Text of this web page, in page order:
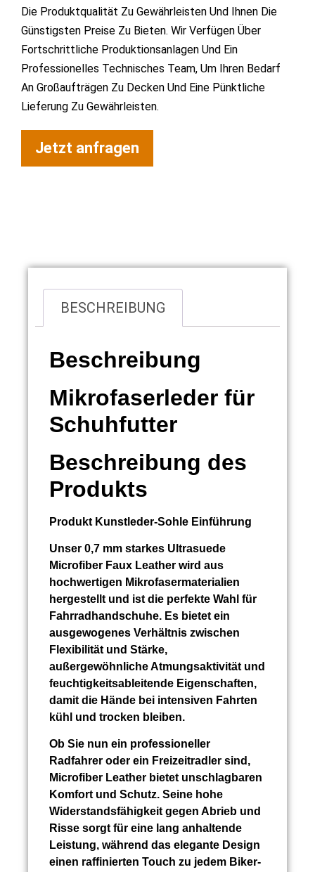
Die Produktqualität Zu Gewährleisten Und Ihnen Die
Günstigsten Preise Zu Bieten. Wir Verfügen Über
Fortschrittliche Produktionsanlagen Und Ein
Professionelles Technisches Team, Um Ihren Bedarf
An Großaufträgen Zu Decken Und Eine Pünktliche
Lieferung Zu Gewährleisten.
Jetzt anfragen
BESCHREIBUNG
Beschreibung
Mikrofaserleder für
Schuhfutter
Beschreibung des
Produkts
Produkt Kunstleder-Sohle Einführung
Unser 0,7 mm starkes Ultrasuede
Microfiber Faux Leather wird aus
hochwertigen Mikrofasermaterialien
hergestellt und ist die perfekte Wahl für
Fahrradhandschuhe. Es bietet ein
ausgewogenes Verhältnis zwischen
Flexibilität und Stärke,
außergewöhnliche Atmungsaktivität und
feuchtigkeitsableitende Eigenschaften,
damit die Hände bei intensiven Fahrten
kühl und trocken bleiben.
Ob Sie nun ein professioneller
Radfahrer oder ein Freizeitradler sind,
Microfiber Leather bietet unschlagbaren
Komfort und Schutz. Seine hohe
Widerstandsfähigkeit gegen Abrieb und
Risse sorgt für eine lang anhaltende
Leistung, während das elegante Design
einen raffinierten Touch zu jedem Biker-